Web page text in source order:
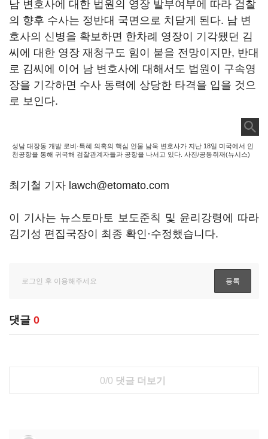
남 변호사에 대한 법원의 영장 발부여부에 따라 검찰
의 향후 수사는 정반대 국면으로 치닫게 된다. 남 변
호사의 신병을 확보하면 한차례 영장이 기각됐던 김
씨에 대한 영장 재청구도 힘이 붙을 전망이지만, 반대
로 김씨에 이어 남 변호사에 대해서도 법원이 구속영
장을 기각하면 수사 동력에 상당한 타격을 입을 것으
로 보인다.
성남 대장동 개발 로비·특혜 의혹의 핵심 인물 남욱 변호사가 지난 18일 미국에서 인
천공항을 통해 귀국해 검찰관계자들과 공항을 나서고 있다. 사진/공동취재(뉴시스)
최기철 기자 lawch@etomato.com
이 기사는 뉴스토마토 보도준칙 및 윤리강령에 따라
김기성 편집국장이 최종 확인·수정했습니다.
댓글 0
0/0 댓글 더보기